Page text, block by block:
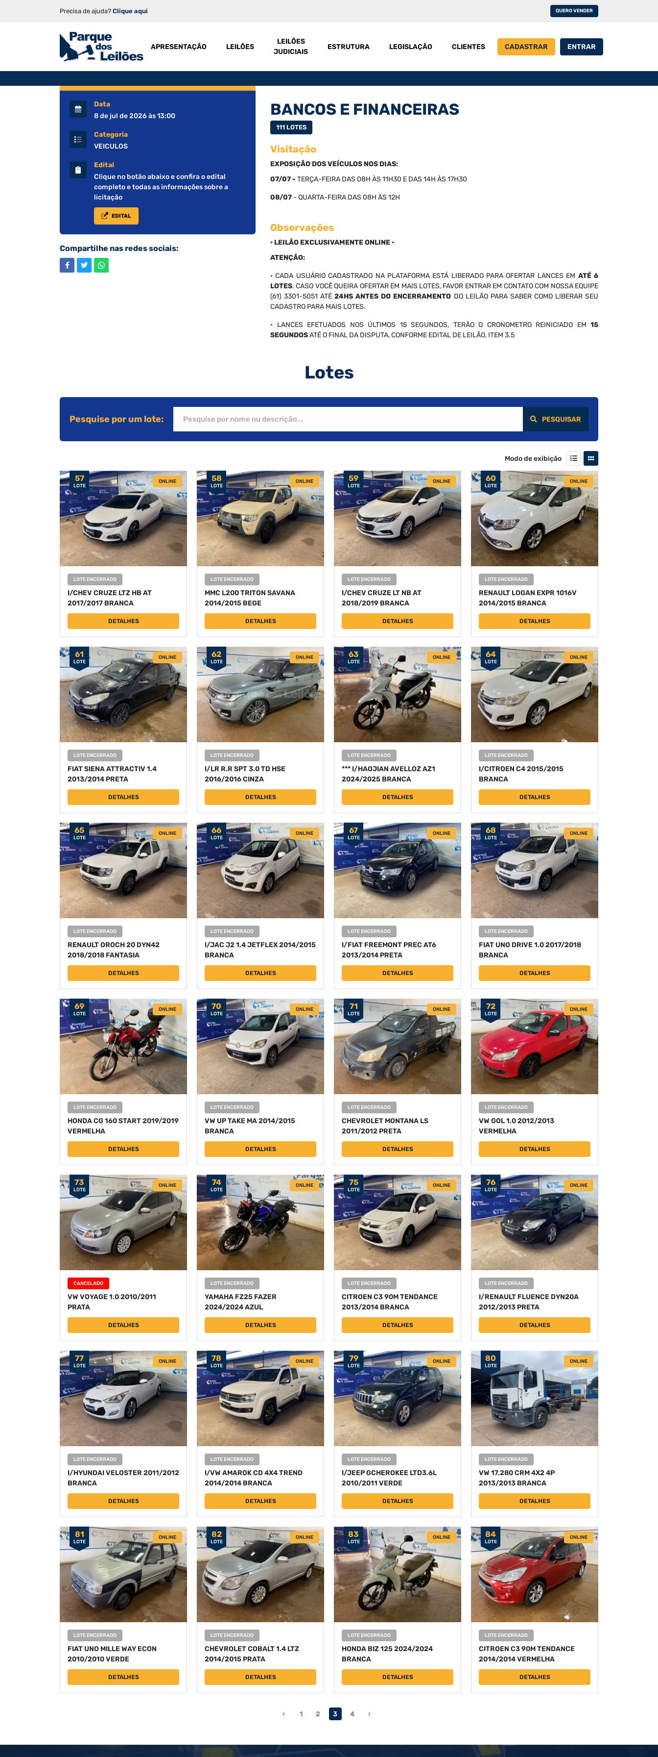
Precisa de ajuda? Clique aqui QUERO VENDER
APRESENTAÇÃO LEILÕES
LEILÕES
JUDICIAIS
ESTRUTURA LEGISLAÇÃO CLIENTES CADASTRAR ENTRAR
Data
8 de jul de 2026 às 13:00
Categoria
VEICULOS
Edital
Clique no botão abaixo e confira o edital
completo e todas as informações sobre a
licitação
EDITAL
Compartilhe nas redes sociais:
BANCOS E FINANCEIRAS
111 LOTES
Visitação
EXPOSIÇÃO DOS VEÍCULOS NOS DIAS:
07/07 - TERÇA-FEIRA DAS 08H ÀS 11H30 E DAS 14H ÀS 17H30
08/07 - QUARTA-FEIRA DAS 08H ÀS 12H
Observações
• LEILÃO EXCLUSIVAMENTE ONLINE •
ATENÇÃO:
• CADA USUÁRIO CADASTRADO NA PLATAFORMA ESTÁ LIBERADO PARA OFERTAR LANCES EM ATÉ 6
LOTES. CASO VOCÊ QUEIRA OFERTAR EM MAIS LOTES, FAVOR ENTRAR EM CONTATO COM NOSSA EQUIPE
(61) 3301-5051 ATÉ24HS ANTES DO ENCERRAMENTO DO LEILÃO PARA SABER COMO LIBERAR SEU
CADASTRO PARA MAIS LOTES.
• LANCES EFETUADOS NOS ÚLTIMOS 15 SEGUNDOS, TERÃO O CRONOMETRO REINICIADO EM 15
SEGUNDOSATÉ O FINAL DA DISPUTA, CONFORME EDITAL DE LEILÃO, ITEM 3.5
Lotes
Pesquise por um lote: PESQUISAR
Modo de exibição
57
LOTE
ONLINE
LOTE ENCERRADO
I/CHEV CRUZE LTZ HB AT
2017/2017 BRANCA
DETALHES
58
LOTE
ONLINE
LOTE ENCERRADO
MMC L200 TRITON SAVANA
2014/2015 BEGE
DETALHES
59
LOTE
ONLINE
LOTE ENCERRADO
I/CHEV CRUZE LT NB AT
2018/2019 BRANCA
DETALHES
60
LOTE
ONLINE
LOTE ENCERRADO
RENAULT LOGAN EXPR 1016V
2014/2015 BRANCA
DETALHES
61
LOTE
ONLINE
LOTE ENCERRADO
FIAT SIENA ATTRACTIV 1.4
2013/2014 PRETA
DETALHES
62
LOTE
ONLINE
LOTE ENCERRADO
I/LR R.R SPT 3.0 TD HSE
2016/2016 CINZA
DETALHES
63
LOTE
ONLINE
LOTE ENCERRADO
*** I/HAOJIAN AVELLOZ AZ1
2024/2025 BRANCA
DETALHES
64
LOTE
ONLINE
LOTE ENCERRADO
I/CITROEN C4 2015/2015
BRANCA
DETALHES
65
LOTE
ONLINE
LOTE ENCERRADO
RENAULT OROCH 20 DYN42
2018/2018 FANTASIA
DETALHES
66
LOTE
ONLINE
LOTE ENCERRADO
I/JAC J2 1.4 JETFLEX 2014/2015
BRANCA
DETALHES
67
LOTE
ONLINE
LOTE ENCERRADO
I/FIAT FREEMONT PREC AT6
2013/2014 PRETA
DETALHES
68
LOTE
ONLINE
LOTE ENCERRADO
FIAT UNO DRIVE 1.0 2017/2018
BRANCA
DETALHES
69
LOTE
ONLINE
LOTE ENCERRADO
HONDA CG 160 START 2019/2019
VERMELHA
DETALHES
70
LOTE
ONLINE
LOTE ENCERRADO
VW UP TAKE MA 2014/2015
BRANCA
DETALHES
71
LOTE
ONLINE
LOTE ENCERRADO
CHEVROLET MONTANA LS
2011/2012 PRETA
DETALHES
72
LOTE
ONLINE
LOTE ENCERRADO
VW GOL 1.0 2012/2013
VERMELHA
DETALHES
73
LOTE
ONLINE
CANCELADO
VW VOYAGE 1.0 2010/2011
PRATA
DETALHES
74
LOTE
ONLINE
LOTE ENCERRADO
YAMAHA FZ25 FAZER
2024/2024 AZUL
DETALHES
75
LOTE
ONLINE
LOTE ENCERRADO
CITROEN C3 90M TENDANCE
2013/2014 BRANCA
DETALHES
76
LOTE
ONLINE
LOTE ENCERRADO
I/RENAULT FLUENCE DYN20A
2012/2013 PRETA
DETALHES
77
LOTE
ONLINE
LOTE ENCERRADO
I/HYUNDAI VELOSTER 2011/2012
BRANCA
DETALHES
78
LOTE
ONLINE
LOTE ENCERRADO
I/VW AMAROK CD 4X4 TREND
2014/2014 BRANCA
DETALHES
79
LOTE
ONLINE
LOTE ENCERRADO
I/JEEP GCHEROKEE LTD3.6L
2010/2011 VERDE
DETALHES
80
LOTE
ONLINE
LOTE ENCERRADO
VW 17.280 CRM 4X2 4P
2013/2013 BRANCA
DETALHES
81
LOTE
ONLINE
LOTE ENCERRADO
FIAT UNO MILLE WAY ECON
2010/2010 VERDE
DETALHES
82
LOTE
ONLINE
LOTE ENCERRADO
CHEVROLET COBALT 1.4 LTZ
2014/2015 PRATA
DETALHES
83
LOTE
ONLINE
LOTE ENCERRADO
HONDA BIZ 125 2024/2024
BRANCA
DETALHES
84
LOTE
ONLINE
LOTE ENCERRADO
CITROEN C3 90M TENDANCE
2014/2014 VERMELHA
DETALHES
‹ 1 2 3 4 ›